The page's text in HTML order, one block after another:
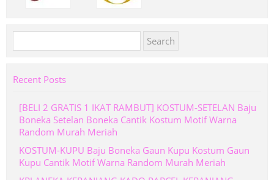
for:
Recent Posts
[BELI 2 GRATIS 1 IKAT RAMBUT] KOSTUM-SETELAN Baju
Boneka Setelan Boneka Cantik Kostum Motif Warna
Random Murah Meriah
KOSTUM-KUPU Baju Boneka Gaun Kupu Kostum Gaun
Kupu Cantik Motif Warna Random Murah Meriah